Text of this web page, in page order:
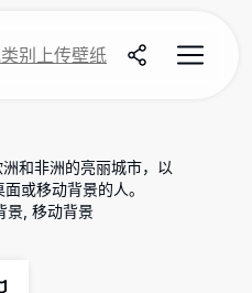
类别 上传壁纸
和非洲的亮丽城市，以
或移动背景的人。
景, 移动背景